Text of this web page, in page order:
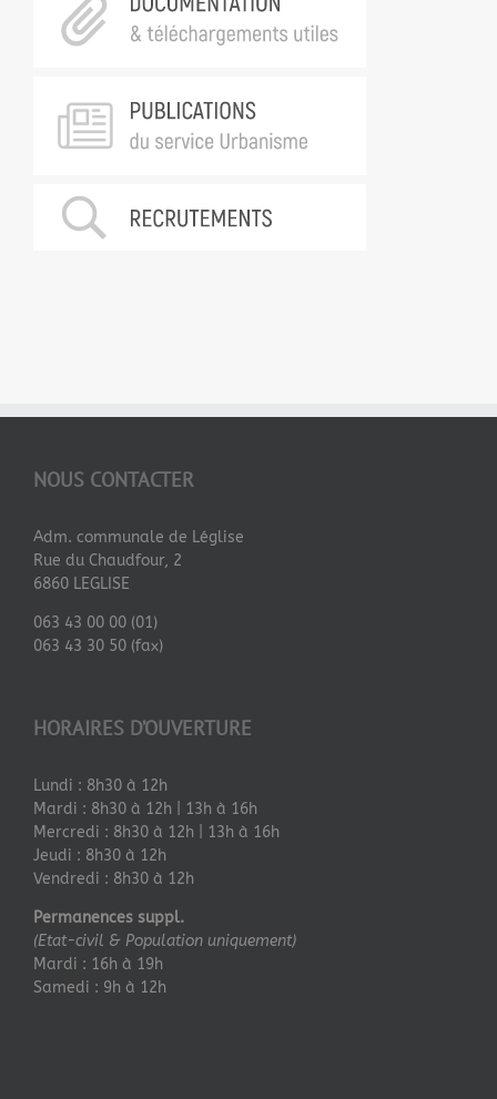
NOUS CONTACTER
Adm. communale de Léglise
Rue du Chaudfour, 2
6860 LEGLISE
063 43 00 00 (01)
063 43 30 50 (fax)
HORAIRES D’OUVERTURE
Lundi : 8h30 à 12h
Mardi : 8h30 à 12h | 13h à 16h
Mercredi : 8h30 à 12h | 13h à 16h
Jeudi : 8h30 à 12h
Vendredi : 8h30 à 12h
Permanences suppl.
(Etat-civil & Population uniquement)
Mardi : 16h à 19h
Samedi : 9h à 12h